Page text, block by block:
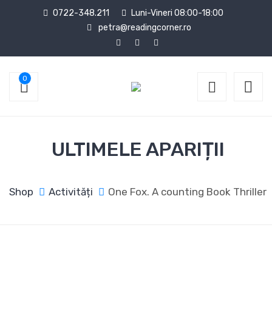
0722-348.211
Luni-Vineri 08:00-18:00
petra@readingcorner.ro
0
ULTIMELE APARIȚII
Shop Activități One Fox. A counting Book Thriller